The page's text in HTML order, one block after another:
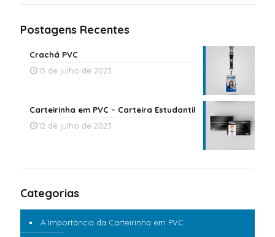
Postagens Recentes
Crachá PVC
13 de julho de 2023
Carteirinha em PVC – Carteira Estudantil
12 de julho de 2023
Categorias
A Importância da Carteirinha em PVC